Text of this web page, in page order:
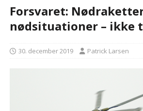
Forsvaret:
nødsituationer – ikke
30. december 2019 Patrick Larsen